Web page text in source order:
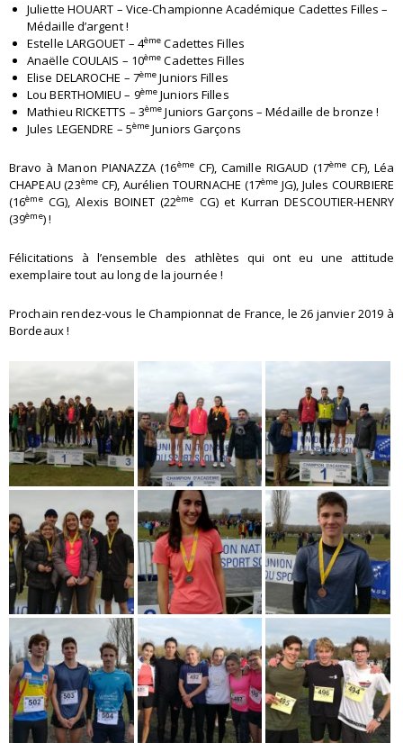
Juliette HOUART – Vice-Championne Académique Cadettes Filles –
Médaille d’argent !
Estelle LARGOUET – 4ème Cadettes Filles
Anaëlle COULAIS – 10ème Cadettes Filles
Elise DELAROCHE – 7ème Juniors Filles
Lou BERTHOMIEU – 9ème Juniors Filles
Mathieu RICKETTS – 3ème Juniors Garçons – Médaille de bronze !
Jules LEGENDRE – 5ème Juniors Garçons
Bravo à Manon PIANAZZA (16èmeCF), Camille RIGAUD (17ème CF), Léa
CHAPEAU (23èmeCF), Aurélien TOURNACHE (17ème JG), Jules COURBIERE
(16èmeCG), Alexis BOINET (22ème CG) et Kurran DESCOUTIER-HENRY
(39ème) !
Félicitations à l’ensemble des athlètes qui ont eu une attitude
exemplaire tout au long de la journée !
Prochain rendez-vous le Championnat de France, le 26 janvier 2019 à
Bordeaux !